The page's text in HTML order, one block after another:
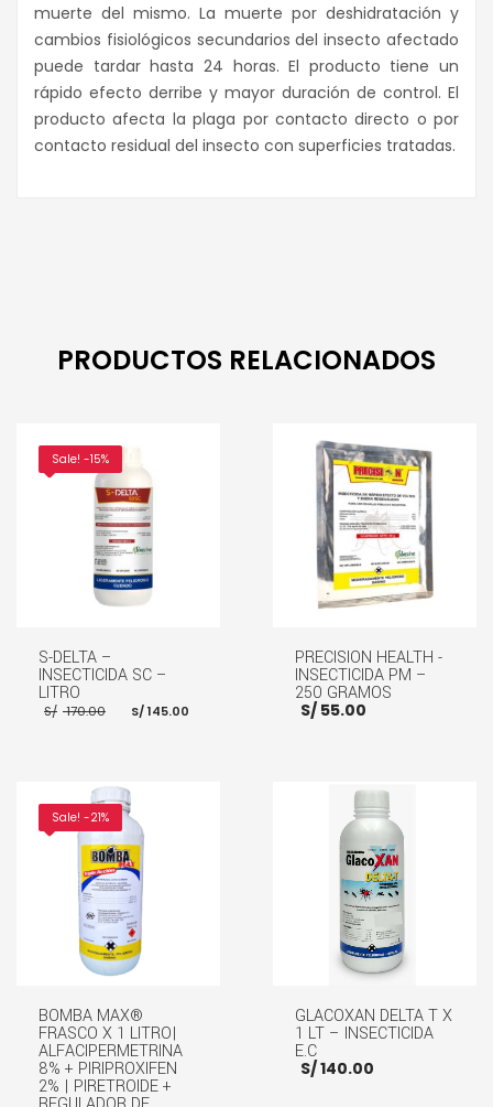
muerte del mismo. La muerte por deshidratación y
cambios fisiológicos secundarios del insecto afectado
puede tardar hasta 24 horas. El producto tiene un
rápido efecto derribe y mayor duración de control. El
producto afecta la plaga por contacto directo o por
contacto residual del insecto con superficies tratadas.
PRODUCTOS RELACIONADOS
Sale! -15%
S-DELTA –
INSECTICIDA SC –
LITRO
S/ 170.00 El
precio
S/145.00
AÑADIR AL CARRITO
PRECISION HEALTH -
INSECTICIDA PM –
250 GRAMOS
S/55.00
AÑADIR AL CARRITO
Sale! -21%
BOMBA MAX®
FRASCO X 1 LITRO|
ALFACIPERMETRINA
8% + PIRIPROXIFEN
2% | PIRETROIDE +
GLACOXAN DELTA T X
1 LT – INSECTICIDA
E.C
S/140.00